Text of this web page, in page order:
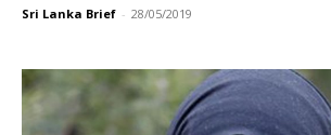
Sri Lanka Brief - 28/05/2019